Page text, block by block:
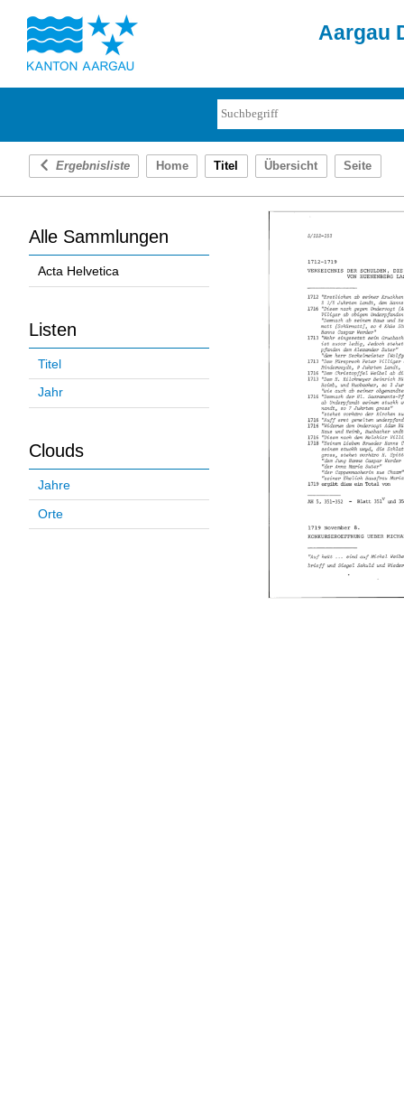
Aargau
Ergebnisliste Home Titel Übersicht Seite
Alle Sammlungen
Acta Helvetica
Listen
Titel
Jahr
Clouds
Jahre
Orte